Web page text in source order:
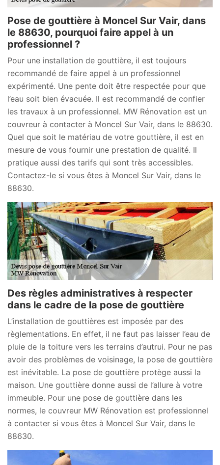
Pose de gouttière à Moncel Sur Vair, dans
le 88630, pourquoi faire appel à un
professionnel ?
Pour une installation de gouttière, il est toujours
recommandé de faire appel à un professionnel
expérimenté. Une pente doit être respectée pour que
l’eau soit bien évacuée. Il est recommandé de confier
les travaux à un professionnel. MW Rénovation est un
couvreur à contacter à Moncel Sur Vair, dans le 88630.
Quel que soit le matériau de votre gouttière, il est en
mesure de vous fournir une prestation de qualité. Il
pratique aussi des tarifs qui sont très accessibles.
Contactez-le si vous êtes à Moncel Sur Vair, dans le
88630.
Des règles administratives à respecter
dans le cadre de la pose de gouttière
L’installation de gouttières est imposée par des
règlementations. En effet, il ne faut pas laisser l’eau de
pluie de la toiture vers les terrains d’autrui. Pour ne pas
avoir des problèmes de voisinage, la pose de gouttière
est inévitable. La pose de gouttière protège aussi la
maison. Une gouttière donne aussi de l’allure à votre
immeuble. Pour une pose de gouttière dans les
normes, le couvreur MW Rénovation est professionnel
à contacter si vous êtes à Moncel Sur Vair, dans le
88630.